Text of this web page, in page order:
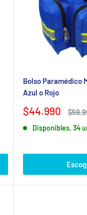
en sanciones
colección
Bolso Paramédico
Azul o Rojo
Precio
venta
$44.990
Disponibles, 34